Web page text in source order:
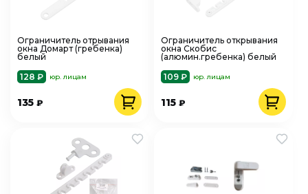
Ограничитель отрывания
окна Домарт (гребенка)
белый
128 ₽
юр. лицам
135 ₽
Ограничитель открывания
окна Скобис
(алюмин.гребенка) белый
109 ₽
юр. лицам
115₽